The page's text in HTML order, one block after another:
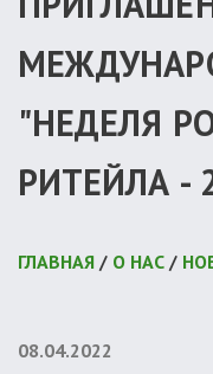
"НЕДЕЛЯ
РИТЕЙЛА -
ГЛАВНАЯ / О НАС /
08.04.2022